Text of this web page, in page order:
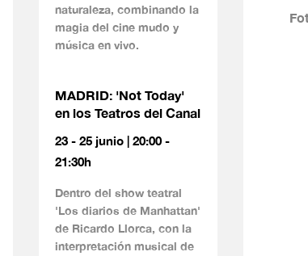
naturaleza, combinando la
magia del cine mudo y
música en vivo.
MADRID: 'Not Today'
en los Teatros del Canal
23 - 25 junio | 20:00 -
21:30h
Dentro del show teatral
'Los diarios de Manhattan'
de Ricardo Llorca, con la
interpretación musical de